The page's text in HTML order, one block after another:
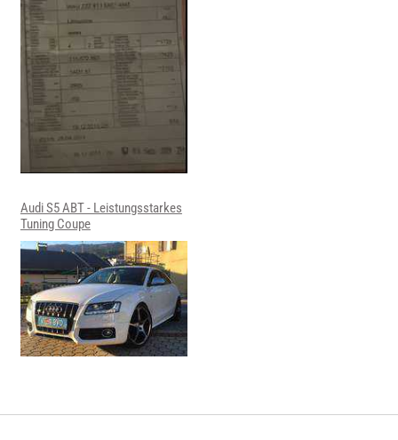
Audi S5 ABT - Leistungsstarkes
Tuning Coupe